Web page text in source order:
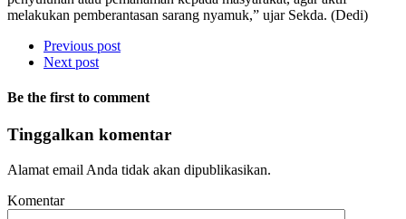
melakukan pemberantasan sarang nyamuk,” ujar Sekda. (Dedi)
Previous post
Next post
Be the first to comment
Tinggalkan komentar
Alamat email Anda tidak akan dipublikasikan.
Komentar